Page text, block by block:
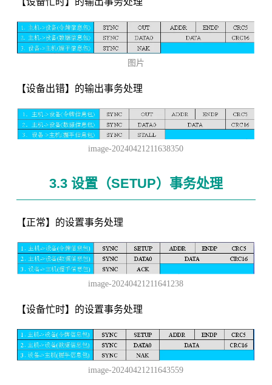
图片
【设备出错】的输出事务处理
image-20240421211638350
3.3 设置（SETUP）事务处理
【正常】的设置事务处理
image-20240421211641238
【设备忙时】的设置事务处理
image-20240421211643559